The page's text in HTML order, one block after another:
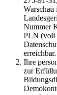
Nummer
PLN (voll
erreichbar.
Ihre
zur